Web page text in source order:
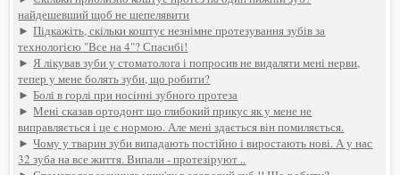
найдешевший щоб не шепелявити
►Підкажіть, скільки коштує незнімне протезування зубів за
технологією "Все на 4"? Спасибі!
►Я лікував зуби у стоматолога і попросив не видаляти мені нерви,
тепер у мене болять зуби, що робити?
►Болі в горлі при носінні зубного протеза
►Мені сказав ортодонт що глибокий прикус як у мене не
виправляється і це є нормою. Але мені здається він помиляється.
►Чому у тварин зуби випадають постійно і виростають нові. А у нас
32 зуба на все життя. Випали - протезіруют ..